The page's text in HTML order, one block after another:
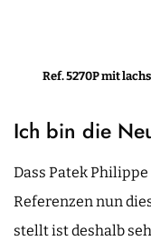
Ref. 5270P mit
Ich bin die
Dass Patek
Referenzen nun
stellt ist deshalb